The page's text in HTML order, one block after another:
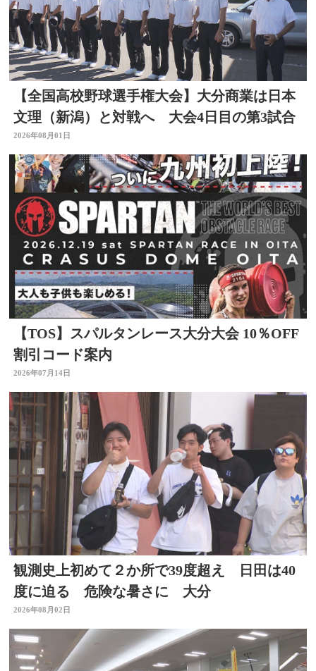
【全国高校野球選手権大会】大分商業は日本
文理（新潟）と対戦へ 大会4日目の第3試合
2026年08月01日
【TOS】スパルタンレース大分大会 10％OFF
割引コード案内
2026年07月14日
観測史上初めて２か所で39度超え 日田は40
度に迫る 危険な暑さに 大分
2026年08月02日